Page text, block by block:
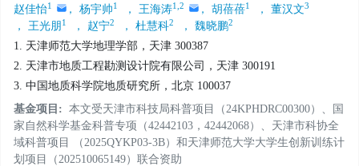
赵佳怡1 ， 杨宇帅1 ， 王海涛1,2 ， 胡蓓蓓1 ， 董汉文3
， 王光朋 1 ， 赵宁2 ， 杜慧科2 ， 魏晓鹏2
1. 天津师范大学地理学部，天津 300387
2. 天津市地质工程勘测设计院有限公司，天津 300191
3. 中国地质科学院地质研究所，北京 100037
基金项目: 本文受天津市科技局科普项目（24KPHDRC00300）、国
家自然科学基金科普专项（42442103，42442068）、天津市科协全
域科普项目 （2025QYKP03-3B）和天津师范大学大学生创新训练计
划项目（202510065149）联合资助